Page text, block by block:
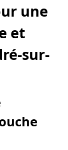
une
et
sur-